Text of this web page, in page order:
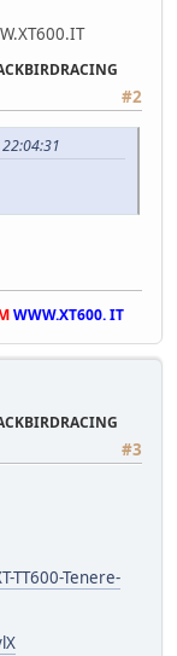
#2
WWW.XT600. IT
#3
TT600-Tenere-